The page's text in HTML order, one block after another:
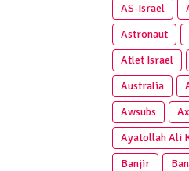
AS-Israel
Astronaut
Atlet Israel
Australia
Awsubs
Ayatollah Ali
Banjir